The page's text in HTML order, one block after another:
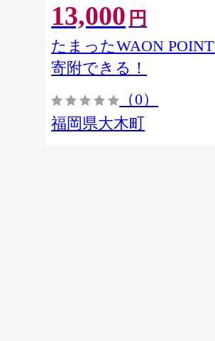
米 5kg × 2 ゆめつくし】
13,000 円
たまったWAON
寄附できる！
（0）
福岡県大木町